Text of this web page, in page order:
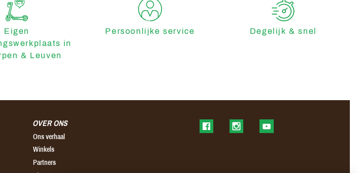
Eigen
in
& Leuven
Persoonlijke service Degelijk & snel
OVER ONS
Ons verhaal
Winkels
Partners
Find us on FacebookFind us on InstagramFind us on YouTube